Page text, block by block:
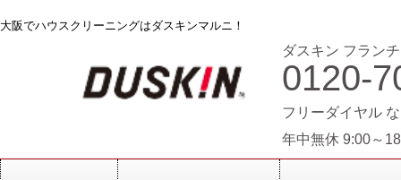
大阪でハウスクリーニングはダスキンマルニ！
ダスキン フラン
0120-
フリーダイヤル
年中無休 9:00～